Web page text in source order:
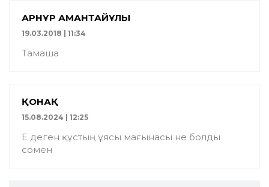
АРНҰР АМАНТАЙҰЛЫ
19.03.2018 | 11:34
Тамаша
ҚОНАҚ
15.08.2024 | 12:25
Е деген құстың ұясы мағынасы не болды
сомен